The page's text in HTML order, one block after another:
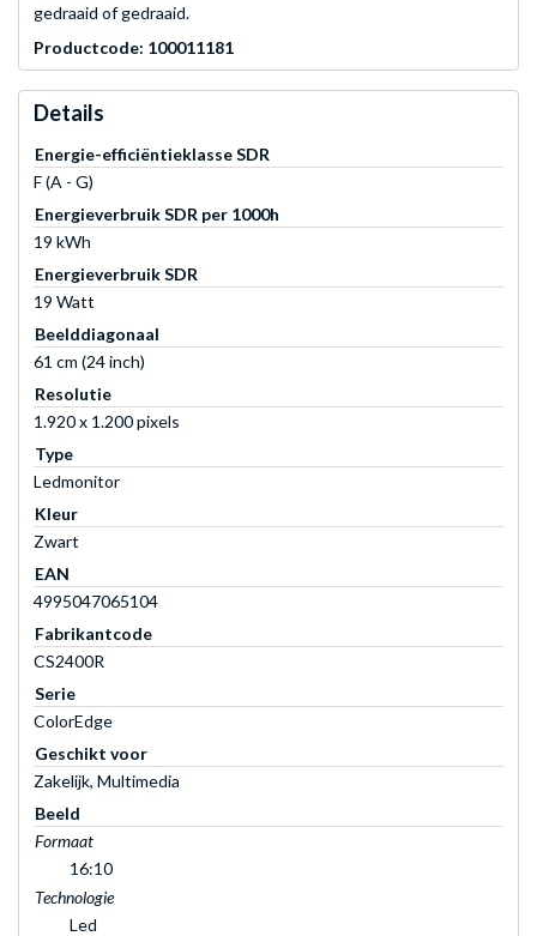
gedraaid of gedraaid.
Productcode: 100011181
Details
Energie-efficiëntieklasse SDR
F (A - G)
Energieverbruik SDR per 1000h
19 kWh
Energieverbruik SDR
19 Watt
Beelddiagonaal
61 cm (24 inch)
Resolutie
1.920 x 1.200 pixels
Type
Ledmonitor
Kleur
Zwart
EAN
4995047065104
Fabrikantcode
CS2400R
Serie
ColorEdge
Geschikt voor
Zakelijk, Multimedia
Beeld
Formaat
16:10
Technologie
Led